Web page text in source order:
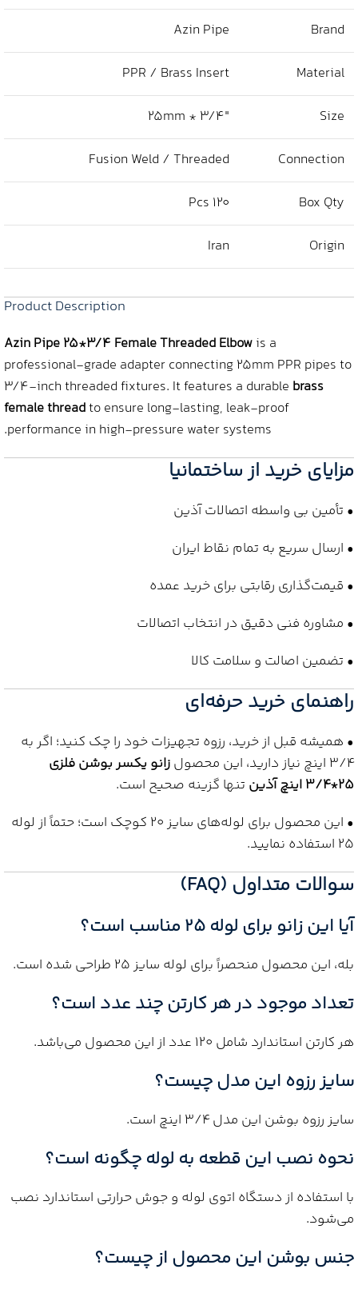
Brand
Azin Pipe
Material
PPR / Brass Insert
Size
25mm * 3/4″
Connection
Fusion Weld / Threaded
Box Qty
120 Pcs
Origin
Iran
Product Description
Azin Pipe 25*3/4 Female Threaded Elbowis a
professional-grade adapter connecting 25mm PPR pipes to
3/4-inch threaded fixtures. It features a durable brass
female threadto ensure long-lasting, leak-proof
performance in high-pressure water systems.
مزایای خرید از ساختمانیا
• تأمین بی واسطه اتصالات آذین
• ارسال سریع به تمام نقاط ایران
• قیمت‌گذاری رقابتی برای خرید عمده
• مشاوره فنی دقیق در انتخاب اتصالات
• تضمین اصالت و سلامت کالا
راهنمای خرید حرفه‌ای
• همیشه قبل از خرید، رزوه تجهیزات خود را چک کنید؛ اگر به
3/4 اینچ نیاز دارید، این محصول
زانو یکسر بوشن فلزی
25*3/4 اینچ آذین
تنها گزینه صحیح است.
• این محصول برای لوله‌های سایز 20 کوچک است؛ حتماً از لوله
25 استفاده نمایید.
سوالات متداول (FAQ)
آیا این زانو برای لوله 25 مناسب است؟
بله، این محصول منحصراً برای لوله سایز 25 طراحی شده است.
تعداد موجود در هر کارتن چند عدد است؟
هر کارتن استاندارد شامل 120 عدد از این محصول می‌باشد.
سایز رزوه این مدل چیست؟
سایز رزوه بوشن این مدل 3/4 اینچ است.
نحوه نصب این قطعه به لوله چگونه است؟
با استفاده از دستگاه اتوی لوله و جوش حرارتی استاندارد نصب
می‌شود.
جنس بوشن این محصول از چیست؟